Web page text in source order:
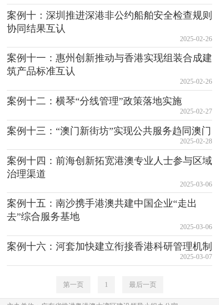
案例十：深圳推进深港非公约船舶安全检查规则
协同结果互认
2025-02-26
案例十一：惠州创新推动与香港实现组装合成建
筑产品标准互认
2025-02-26
案例十二：横琴“分线管理”政策落地实施
2025-02-27
案例十三：“澳门新街坊”实现公共服务趋同澳门
2025-02-28
案例十四：前海创新拓宽港澳专业人士参与区域
治理渠道
2025-03-06
案例十五：南沙携手港澳共建中国企业“走出
去”综合服务基地
2025-03-06
案例十六：河套加快建立衔接香港科研管理机制
2025-03-07
第一页 1 最后一页